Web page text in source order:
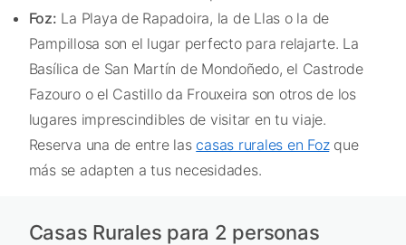
Foz: La Playa de Rapadoira, la de Llas o la de
Pampillosa son el lugar perfecto para relajarte. La
Basílica de San Martín de Mondoñedo, el Castrode
Fazouro o el Castillo da Frouxeira son otros de los
lugares imprescindibles de visitar en tu viaje.
Reserva una de entre las casas rurales en Fozque
más se adapten a tus necesidades.
Casas Rurales para 2 personas